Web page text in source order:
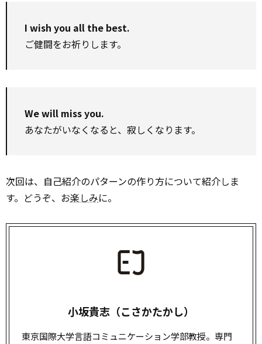
I wish you all the best.
ご健闘をお祈りします。
We will miss you.
あなたがいなくなると、寂しくなります。
次回は、自己紹介のパターンの作り方について紹介しま
す。どうぞ、お楽しみに。
小坂貴志（こさかたかし）
東京国際大学言語コミュニケーション学部教授。専門